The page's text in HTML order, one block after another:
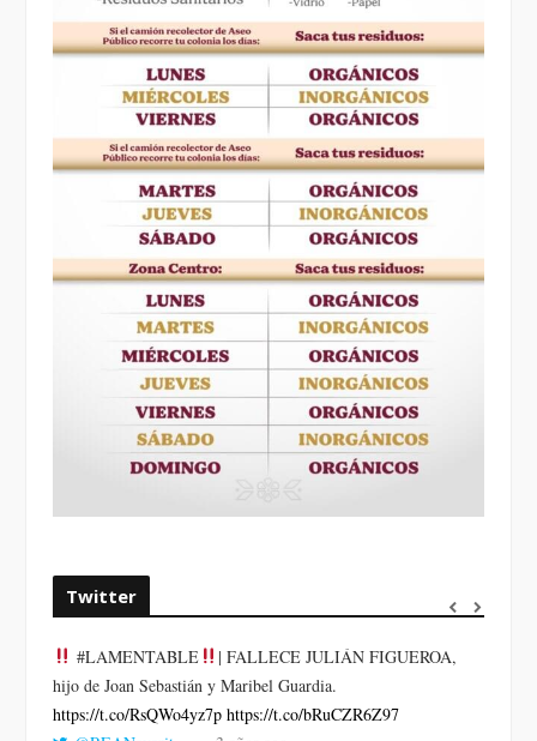
Twitter
#LAMENTABLE
| FALLECE JULIÁN FIGUEROA,
hijo de Joan Sebastián y Maribel Guardia.
https://t.co/RsQWo4yz7p https://t.co/bRuCZR6Z97